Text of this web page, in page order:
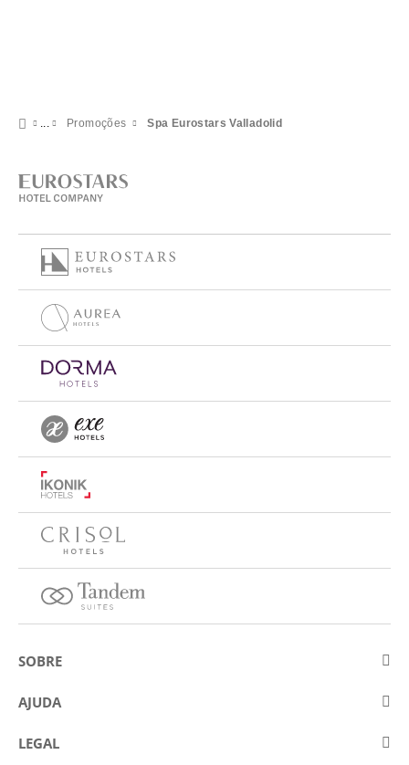
Promoções Spa Eurostars Valladolid
SOBRE
Sobre a Eurostars Hotel Company
Concursos
AJUDA
Contactar
LEGAL